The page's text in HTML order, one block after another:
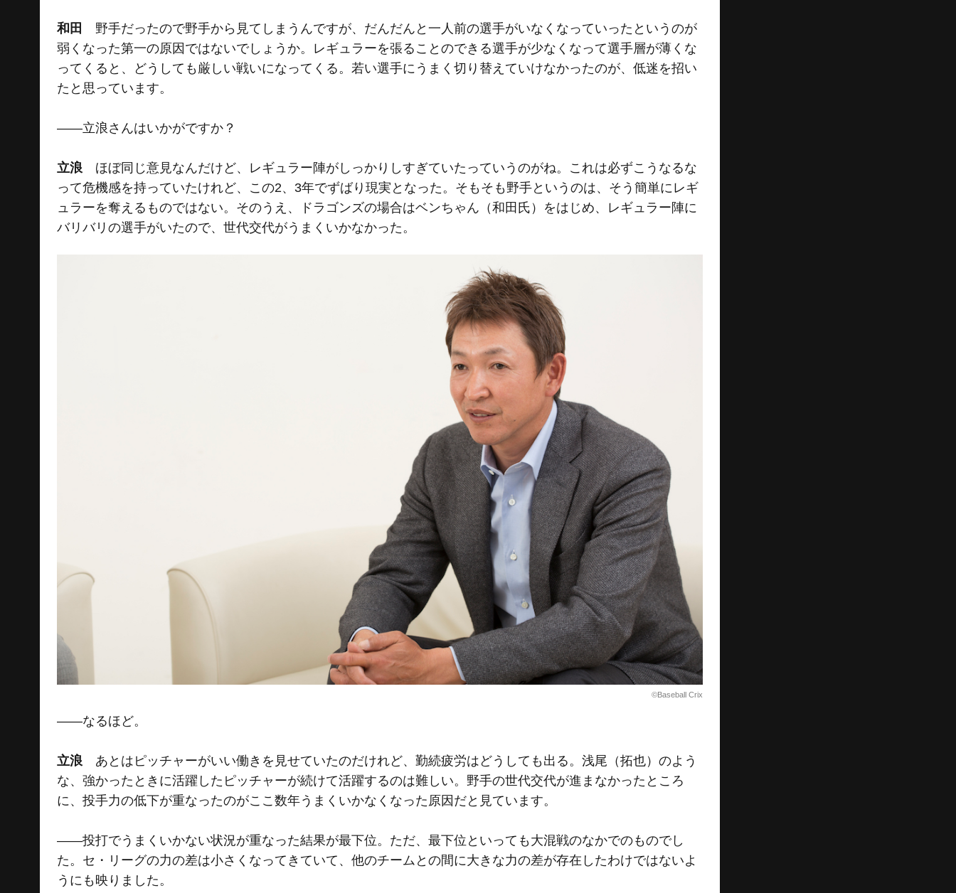
和田
野手だったので野手から見てしまうんですが、だんだんと一人前の選手がいなくなっていったというのが
弱くなった第一の原因ではないでしょうか。レギュラーを張ることのできる選手が少なくなって選手層が薄くな
ってくると、どうしても厳しい戦いになってくる。若い選手にうまく切り替えていけなかったのが、低迷を招い
たと思っています。
――立浪さんはいかがですか？
立浪 ほぼ同じ意見なんだけど、レギュラー陣がしっかりしすぎていたっていうのがね。これは必ずこうなるな
って危機感を持っていたけれど、この2、3年でずばり現実となった。そもそも野手というのは、そう簡単にレギ
ュラーを奪えるものではない。そのうえ、ドラゴンズの場合はベンちゃん（和田氏）をはじめ、レギュラー陣に
バリバリの選手がいたので、世代交代がうまくいかなかった。
©Baseball Crix
――なるほど。
立浪 あとはピッチャーがいい働きを見せていたのだけれど、勤続疲労はどうしても出る。浅尾（拓也）のよう
な、強かったときに活躍したピッチャーが続けて活躍するのは難しい。野手の世代交代が進まなかったところ
に、投手力の低下が重なったのがここ数年うまくいかなくなった原因だと見ています。
――投打でうまくいかない状況が重なった結果が最下位。ただ、最下位といっても大混戦のなかでのものでし
た。セ・リーグの力の差は小さくなってきていて、他のチームとの間に大きな力の差が存在したわけではないよ
うにも映りました。